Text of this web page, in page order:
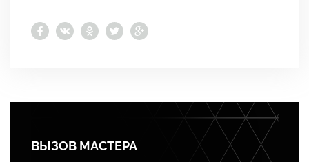
ВЫЗОВ МАСТЕРА